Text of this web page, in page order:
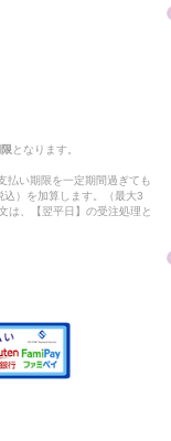
となります。
払い期限を一定期間過ぎても
）を加算します。（最大3
、【翌平日】の受注処理と